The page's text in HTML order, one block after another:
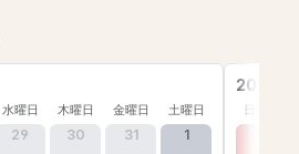
水曜日 木曜日 金曜日 土曜日
29 30 31 1
2026年
日曜日